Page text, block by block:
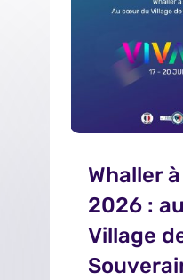
Whaller
2026 :
Village